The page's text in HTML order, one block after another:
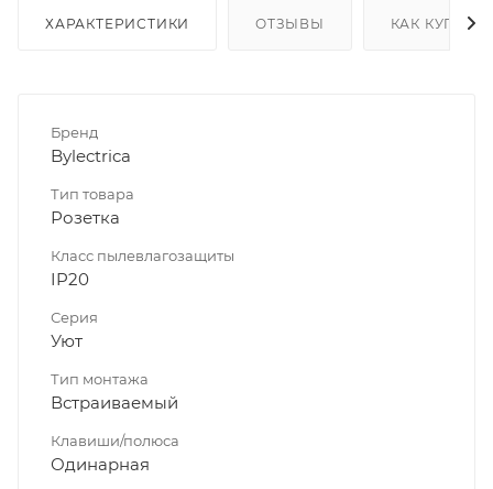
ХАРАКТЕРИСТИКИ ОТЗЫВЫ КАК КУПИТЬ
Бренд
Bylectrica
Тип товара
Розетка
Класс пылевлагозащиты
IP20
Серия
Уют
Тип монтажа
Встраиваемый
Клавиши/полюса
Одинарная